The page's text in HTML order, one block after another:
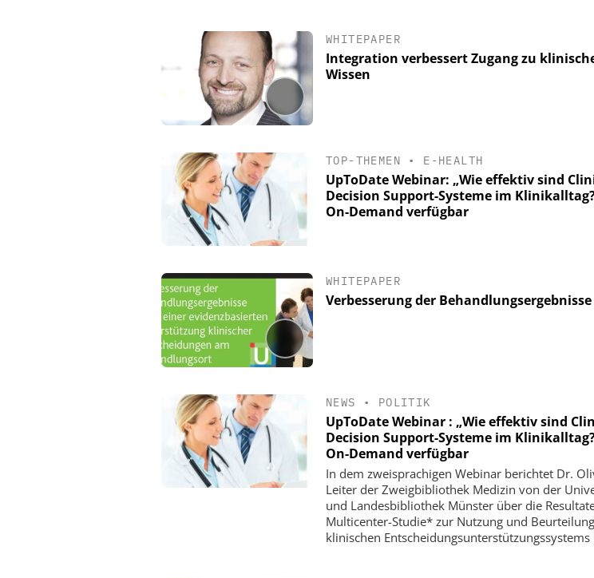
WHITEPAPER
Integration verbessert Zugang zu
Wissen
TOP-THEMEN • E-HEALTH
UpToDate Webinar: „Wie effektiv sind
Decision Support-Systeme im
On-Demand verfügbar
WHITEPAPER
Verbesserung der Behandlungsergebnisse
NEWS • POLITIK
UpToDate Webinar : „Wie effektiv sind
Decision Support-Systeme im
On-Demand verfügbar
In dem zweisprachigen Webinar berichtet Dr.
Leiter der Zweigbibliothek Medizin von der
und Landesbibliothek Münster über die
Multicenter-Studie* zur Nutzung und
klinischen Entscheidungsunterstützungssystems
EASY SOFTWARE AG
Personalmanagement: Von digitaler
Ordnung zur KI-fähigen Steuerung
Ordnung zur KI-